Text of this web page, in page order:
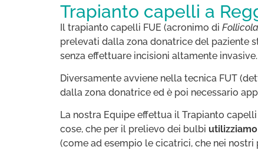
Trapianto capelli a
Il trapianto capelli FUE (acronimo di
prelevati dalla zona donatrice del paziente
senza effettuare incisioni altamente invasive.
Diversamente avviene nella tecnica FUT
dalla zona donatrice ed è poi necessario
La nostra Equipe effettua il Trapianto
cose, che per il prelievo dei bulbi
(come ad esempio le cicatrici, che nei